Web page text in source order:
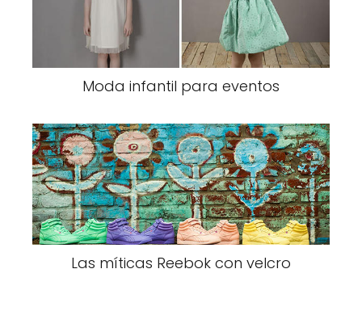
Moda infantil para eventos
Las míticas Reebok con velcro